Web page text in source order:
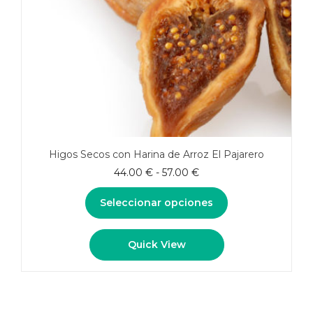
Higos Secos con Harina de Arroz El Pajarero
44.00 € - 57.00 €Rango
de
precios:
desde
44.00 €
hasta
57.00 €
Seleccionar opciones
producto
tiene
Quick View